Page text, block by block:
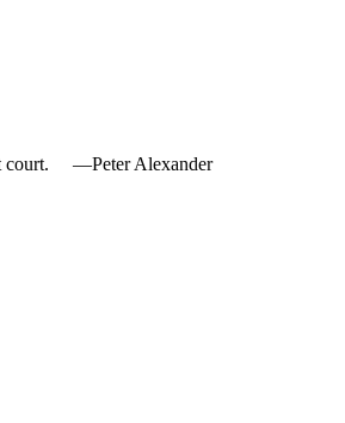
court. —Peter Alexander